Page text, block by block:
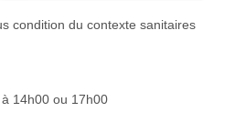
condition du contexte sanitaires
14h00 ou 17h00